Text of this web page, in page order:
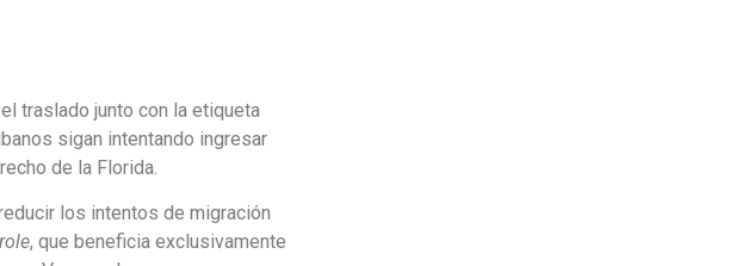
traslado junto con la etiqueta
sigan intentando ingresar
de la Florida.
los intentos de migración
, que beneficia exclusivamente